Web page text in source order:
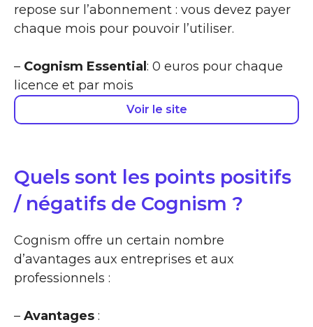
repose sur l’abonnement : vous devez payer
chaque mois pour pouvoir l’utiliser.
– Cognism Essential : 0 euros pour chaque
licence et par mois
Voir le site
Quels sont les points positifs
/ négatifs de Cognism ?
Cognism offre un certain nombre
d’avantages aux entreprises et aux
professionnels :
– Avantages :